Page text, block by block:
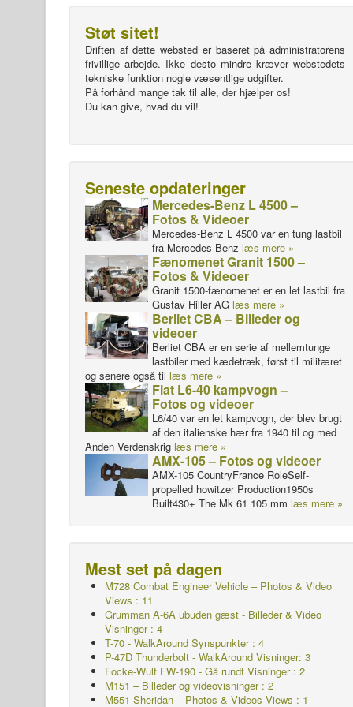
Støt sitet!
Driften af dette websted er baseret på administratorens
frivillige arbejde. Ikke desto mindre kræver webstedets
tekniske funktion nogle væsentlige udgifter.
På forhånd mange tak til alle, der hjælper os!
Du kan give, hvad du vil!
Seneste opdateringer
Mercedes-Benz L 4500 –
Fotos & Videoer
Mercedes-Benz L 4500 var en tung lastbil
fra Mercedes-Benz læs mere »
Fænomenet Granit 1500 –
Fotos & Videoer
Granit 1500-fænomenet er en let lastbil fra
Gustav Hiller AG læs mere »
Berliet CBA – Billeder og
videoer
Berliet CBA er en serie af mellemtunge
lastbiler med kædetræk, først til militæret
og senere også til læs mere »
Fiat L6-40 kampvogn –
Fotos og videoer
L6/40 var en let kampvogn, der blev brugt
af den italienske hær fra 1940 til og med
Anden Verdenskrig læs mere »
AMX-105 – Fotos og videoer
AMX-105 CountryFrance RoleSelf-
propelled howitzer Production1950s
Built430+ The Mk 61 105 mm læs mere »
Mest set på dagen
M728 Combat Engineer Vehicle – Photos & Video
Views : 11
Grumman A-6A ubuden gæst - Billeder & Video
Visninger : 4
T-70 - WalkAround Synspunkter : 4
P-47D Thunderbolt - WalkAround Visninger: 3
Focke-Wulf FW-190 - Gå rundt Visninger : 2
M151 – Billeder og videovisninger : 2
M551 Sheridan – Photos & Videos Views : 1